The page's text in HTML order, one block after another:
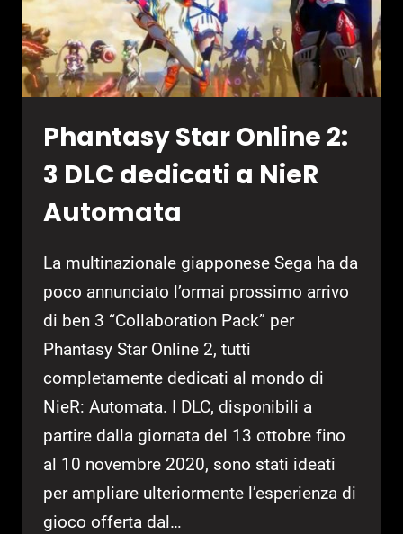
Phantasy Star Online 2:
3 DLC dedicati a NieR
Automata
La multinazionale giapponese Sega ha da
poco annunciato l’ormai prossimo arrivo
di ben 3 “Collaboration Pack” per
Phantasy Star Online 2, tutti
completamente dedicati al mondo di
NieR: Automata. I DLC, disponibili a
partire dalla giornata del 13 ottobre fino
al 10 novembre 2020, sono stati ideati
per ampliare ulteriormente l’esperienza di
gioco offerta dal…